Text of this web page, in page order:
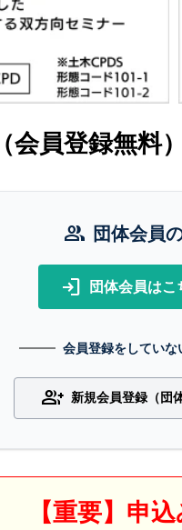
員登録無料）
group 団体会員
login 団体会員はこ
会員登録をしていな
group_add 新規会員登録（団
【重要】申